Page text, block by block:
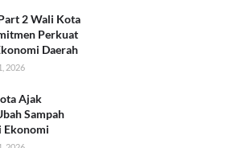
2 Wali Kota
Perkuat
Daerah
2026
Ajak
Sampah
Ekonomi